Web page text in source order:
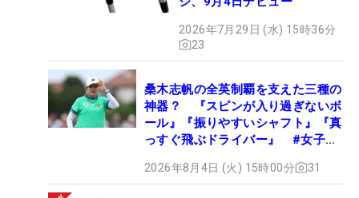
2026年7月29日 (水) 15時36分
23
桑木志帆の全英制覇を支えた三種の
神器？ 『スピンが入り過ぎないボ
ール』『振りやすいシャフト』『真
っすぐ飛ぶドライバー』 #女子プ
2026年8月4日 (火) 15時00分 31